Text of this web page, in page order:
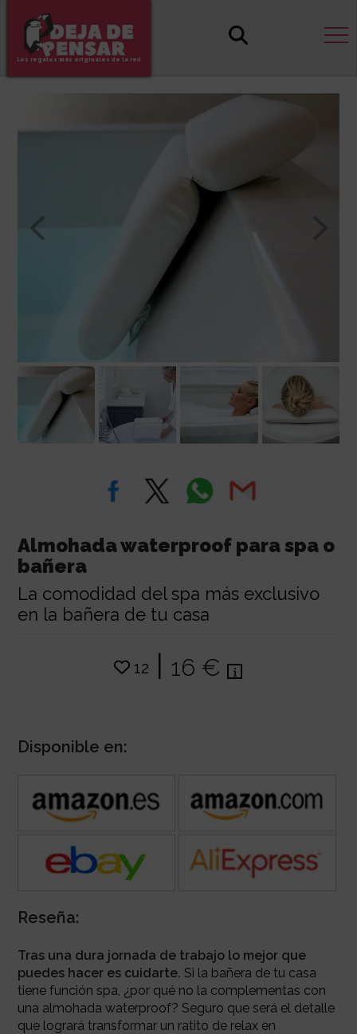
Los regalos más originales de la red
Almohada waterproof para spa o
bañera
La comodidad del spa más exclusivo
en la bañera de tu casa
12 | 16 €
Disponible en:
Reseña:
Tras una dura jornada de trabajo lo mejor que
puedes hacer es cuidarte. Si la bañera de tu casa
tiene función spa, ¿por qué no la complementas con
una almohada waterproof? Seguro que será el detalle
que logrará transformar un ratito de relax en